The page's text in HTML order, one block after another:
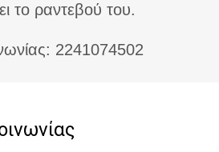
το ραντεβού του.
2241074502